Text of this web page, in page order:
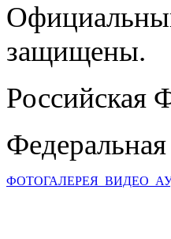
защищены.
Российская
ФОТОГАЛЕРЕЯ ВИДЕО